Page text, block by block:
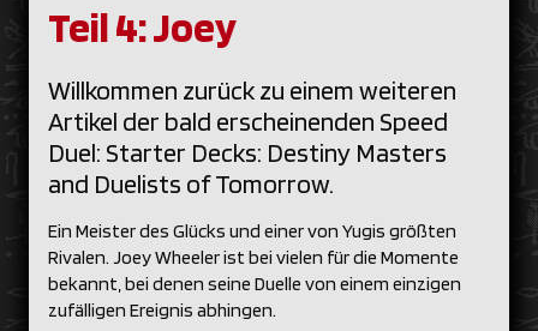
Teil 4: Joey
Willkommen zurück zu einem weiteren
Artikel der bald erscheinenden Speed
Duel: Starter Decks: Destiny Masters
and Duelists of Tomorrow.
Ein Meister des Glücks und einer von Yugis größten
Rivalen. Joey Wheeler ist bei vielen für die Momente
bekannt, bei denen seine Duelle von einem einzigen
zufälligen Ereignis abhingen.